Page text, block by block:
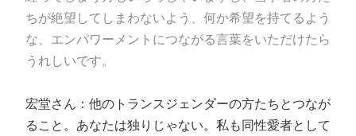
ちが絶望してしまわないよう、何か希望を持てるよう
な、エンパワーメントにつながる言葉をいただけたら
うれしいです。
宏堂さん：他のトランスジェンダーの方たちとつなが
ること。あなたは独りじゃない。私も同性愛者として